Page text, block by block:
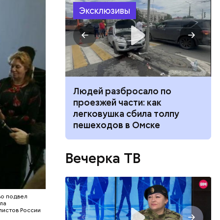
подвел
России
Эксклюзивы
поможет ли
сбросить
Людей разбросало по
проезжей части: как
легковушка сбила толпу
пешеходов в Омске
Вечерка ТВ